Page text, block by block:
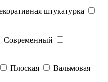
штукатурка
Современный
Плоская
Вальмовая